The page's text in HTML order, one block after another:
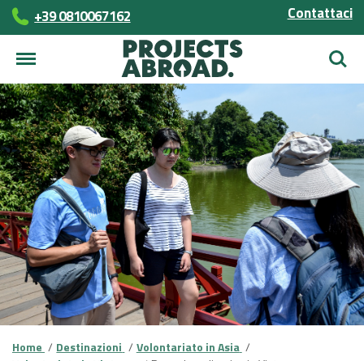
+39 0810067162 Contattaci
Cerca
Home Destinazioni
Volontariato in Asia